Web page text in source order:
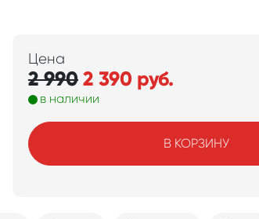
Цена
2 9902 390 руб.
в наличии
В КОРЗИНУ